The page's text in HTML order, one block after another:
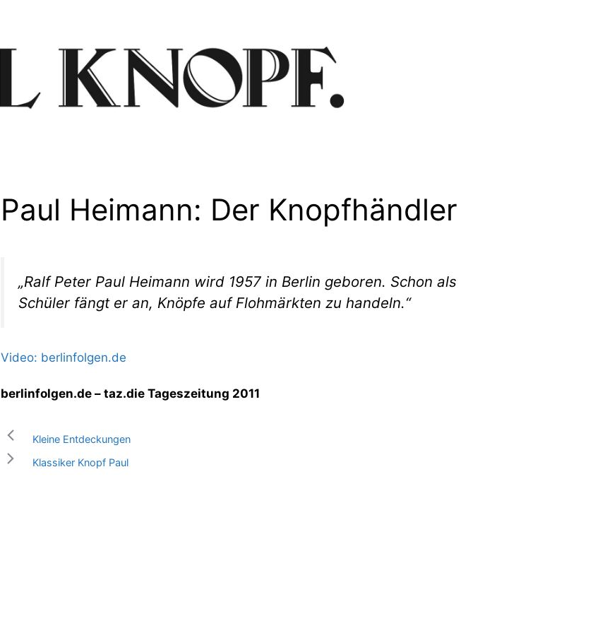
Paul Heimann: Der Knopfhändler
„Ralf Peter Paul Heimann wird 1957 in Berlin geboren. Schon als
Schüler fängt er an, Knöpfe auf Flohmärkten zu handeln.“
Video: berlinfolgen.de
berlinfolgen.de – taz.die Tageszeitung 2011
Kleine Entdeckungen
Klassiker Knopf Paul